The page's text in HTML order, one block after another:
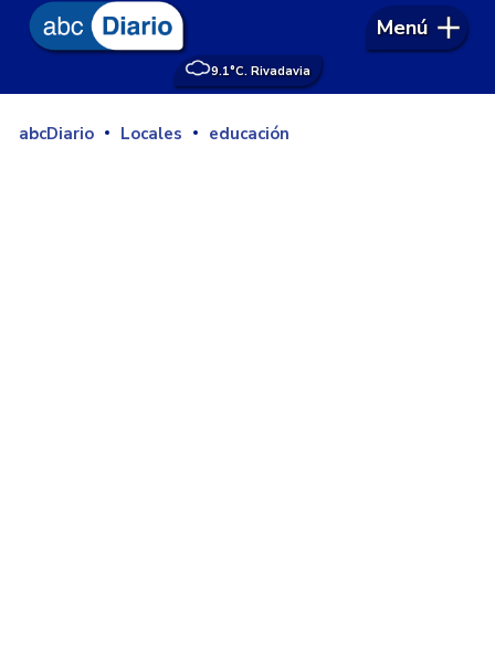
9.1°C. Rivadavia
Menú
abcDiario Locales educación